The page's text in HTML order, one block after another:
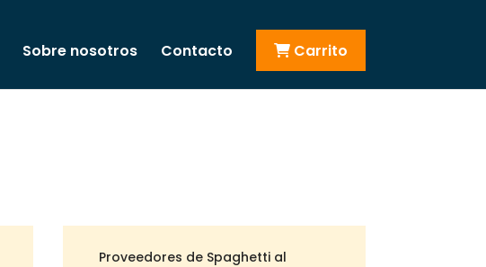
Sobre nosotros Contacto Carrito
Proveedores de Spaghetti al